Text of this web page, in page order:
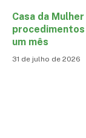
Casa da
procedimentos
um mês
31 de julho de 2026